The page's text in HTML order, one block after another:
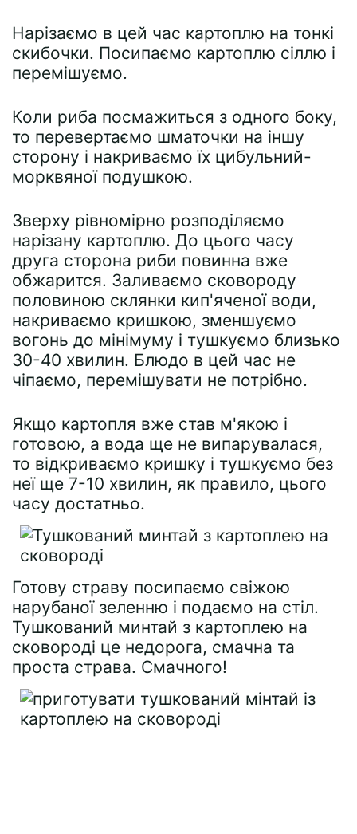
Нарізаємо в цей час картоплю на тонкі
скибочки. Посипаємо картоплю сіллю і
перемішуємо.
Коли риба посмажиться з одного боку,
то перевертаємо шматочки на іншу
сторону і накриваємо їх цибульний-
морквяної подушкою.
Зверху рівномірно розподіляємо
нарізану картоплю. До цього часу
друга сторона риби повинна вже
обжарится. Заливаємо сковороду
половиною склянки кип'яченої води,
накриваємо кришкою, зменшуємо
вогонь до мінімуму і тушкуємо близько
30-40 хвилин. Блюдо в цей час не
чіпаємо, перемішувати не потрібно.
Якщо картопля вже став м'якою і
готовою, а вода ще не випарувалася,
то відкриваємо кришку і тушкуємо без
неї ще 7-10 хвилин, як правило, цього
часу достатньо.
Готову страву посипаємо свіжою
нарубаної зеленню і подаємо на стіл.
Тушкований минтай з картоплею на
сковороді це недорога, смачна та
проста страва. Смачного!